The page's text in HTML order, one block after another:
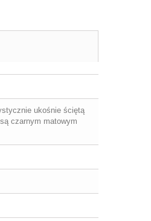
ukośnie ściętą
czarnym matowym